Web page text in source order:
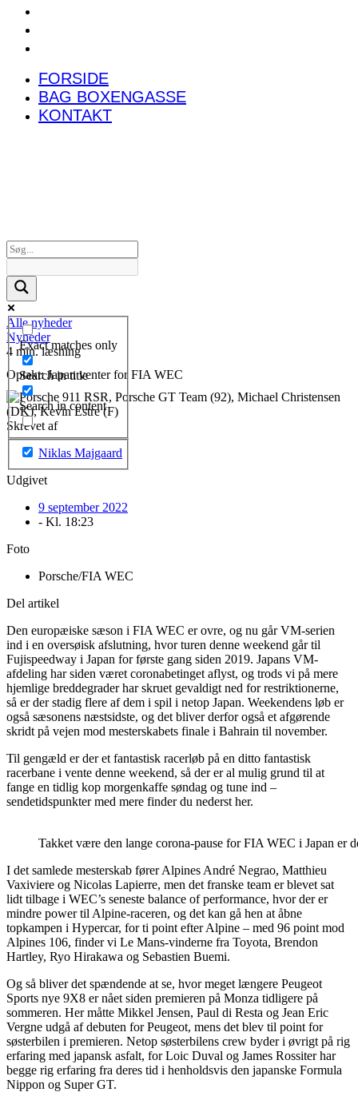
FORSIDE
BAG BOXENGASSE
KONTAKT
Exact matches only
Search in title
Search in content
Alle nyheder
Nyheder
4 min. læsning
Optakt: Japan venter for FIA WEC
Skrevet af
Niklas Majgaard
Udgivet
9 september 2022
- Kl. 18:23
Foto
Porsche/FIA WEC
Del artikel
Den europæiske sæson i FIA WEC er ovre, og nu går VM-serien
ind i en oversøisk afslutning, hvor turen denne weekend går til
Fujispeedway i Japan for første gang siden 2019. Japans VM-
afdeling har siden været coronabetinget aflyst, og trods vi på mere
hjemlige breddegrader har skruet gevaldigt ned for restriktionerne,
så er der stadig flere af dem i spil i netop Japan. Weekendens løb er
også sæsonens næstsidste, og det bliver derfor også et afgørende
skridt på vejen mod mesterskabets finale i Bahrain til november.
Til gengæld er der et fantastisk racerløb på en ditto fantastisk
racerbane i vente denne weekend, så der er al mulig grund til at
fange en tidlig kop morgenkaffe søndag og tune ind –
sendetidspunkter med mere finder du nederst her.
Takket være den lange corona-pause for FIA WEC i Japan er
I det samlede mesterskab fører Alpines André Negrao, Matthieu
Vaxiviere og Nicolas Lapierre, men det franske team er blevet sat
lidt tilbage i WEC’s seneste balance of performance, hvor der er
mindre power til Alpine-raceren, og det kan gå hen at åbne
topkampen i Hypercar, for ti point efter Alpine – med 96 point mod
Alpines 106, finder vi Le Mans-vinderne fra Toyota, Brendon
Hartley, Ryo Hirakawa og Sebastien Buemi.
Og så bliver det spændende at se, hvor meget længere Peugeot
Sports nye 9X8 er nået siden premieren på Monza tidligere på
sommeren. Her måtte Mikkel Jensen, Paul di Resta og Jean Eric
Vergne udgå af debuten for Peugeot, mens det blev til point for
søsterbilen i premieren. Netop søsterbilens crew byder i øvrigt på rig
erfaring med japansk asfalt, for Loic Duval og James Rossiter har
begge rig erfaring fra deres tid i henholdsvis den japanske Formula
Nippon og Super GT.